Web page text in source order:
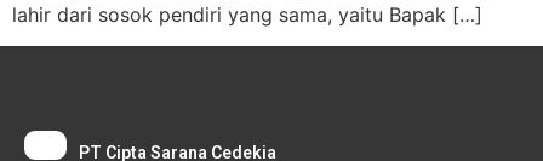
lahir dari sosok pendiri yang sama, yaitu Bapak […]
PT Cipta Sarana Cedekia